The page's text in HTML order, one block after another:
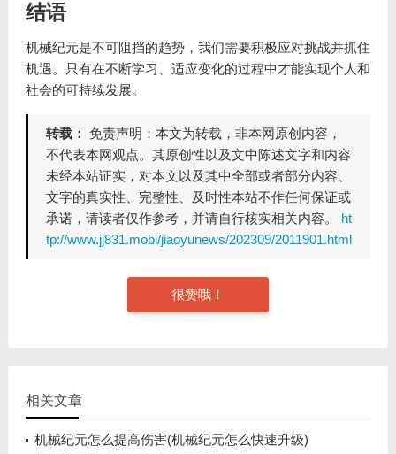
结语
机械纪元是不可阻挡的趋势，我们需要积极应对挑战并抓住
机遇。只有在不断学习、适应变化的过程中才能实现个人和
社会的可持续发展。
转载： 免责声明：本文为转载，非本网原创内容，
不代表本网观点。其原创性以及文中陈述文字和内容
未经本站证实，对本文以及其中全部或者部分内容、
文字的真实性、完整性、及时性本站不作任何保证或
承诺，请读者仅作参考，并请自行核实相关内容。 ht
tp://www.jj831.mobi/jiaoyunews/202309/2011901.html
很赞哦！
相关文章
机械纪元怎么提高伤害(机械纪元怎么快速升级)